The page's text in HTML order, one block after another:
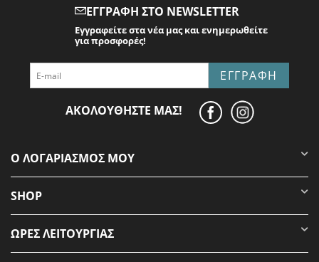
ΕΓΓΡΑΦΉ ΣΤΟ NEWSLETTER
Εγγραφείτε στα νέα μας και ενημερωθείτε
για προσφορές!
ΕΓΓΡΑΦΉ
ΑΚΟΛΟΥΘΉΣΤΕ ΜΑΣ!
Ο ΛΟΓΑΡΙΑΣΜΌΣ ΜΟΥ
SHOP
ΩΡΕΣ ΛΕΙΤΟΥΡΓΊΑΣ